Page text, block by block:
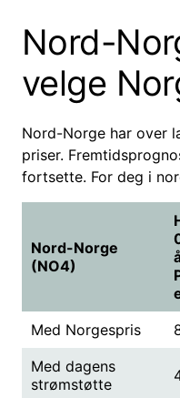
Nord-
velge
Nord-Norge har over
priser.
fortsette. For deg i
Nord-Norge
(NO4)
Med Norgespris
Med dagens
strømstøtte